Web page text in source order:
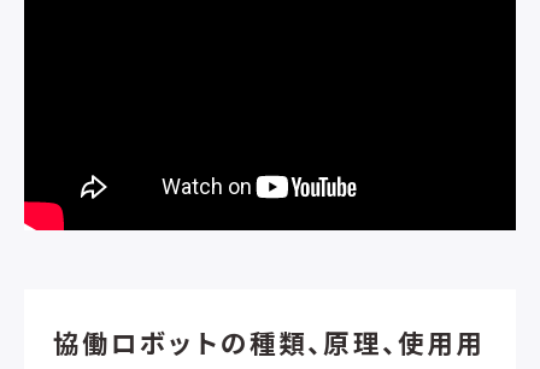
協働ロボットの種類、原理、使用用